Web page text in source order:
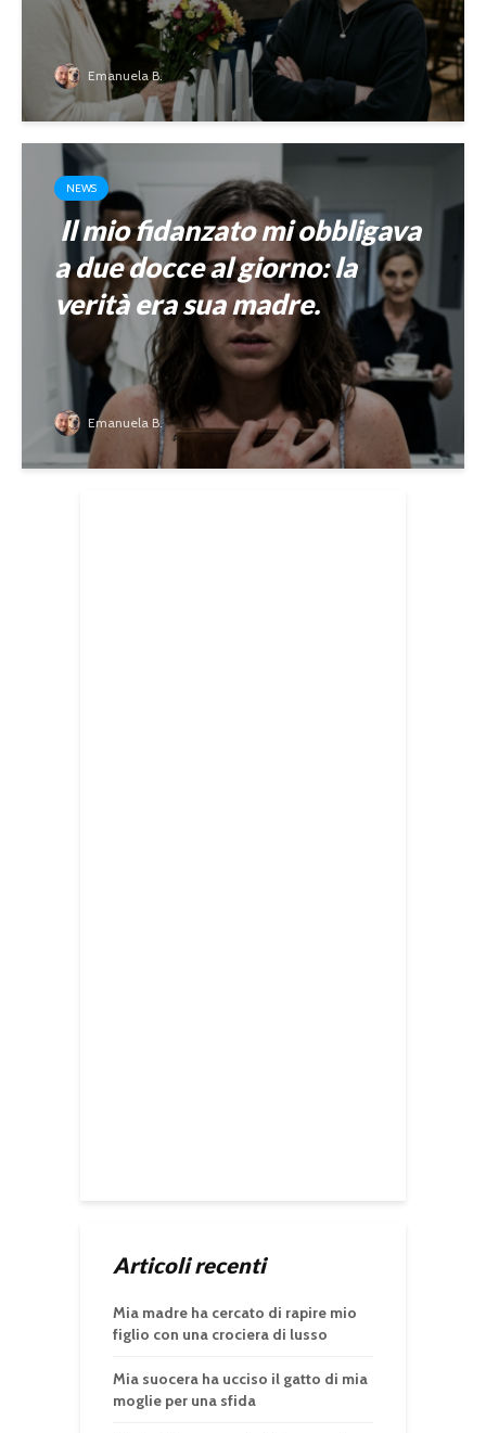
Emanuela B.
NEWS
Il mio fidanzato mi obbligava
a due docce al giorno: la
verità era sua madre.
Emanuela B.
Articoli recenti
Mia madre ha cercato di rapire mio
figlio con una crociera di lusso
Mia suocera ha ucciso il gatto di mia
moglie per una sfida